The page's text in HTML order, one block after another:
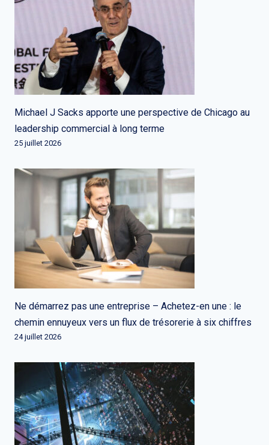
Michael J Sacks apporte une perspective de Chicago au
leadership commercial à long terme
25 juillet 2026
Ne démarrez pas une entreprise – Achetez-en une : le
chemin ennuyeux vers un flux de trésorerie à six chiffres
24 juillet 2026